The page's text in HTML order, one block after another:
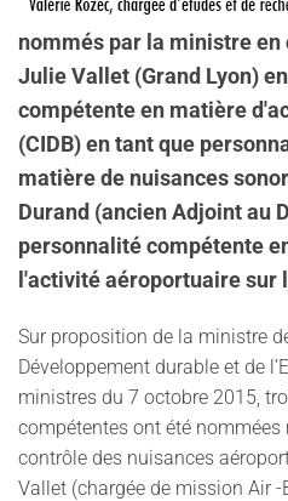
nommés par la ministre en
Julie Vallet (Grand Lyon)
compétente en matière
(CIDB) en tant que
matière de nuisances
Durand (ancien Adjoint au
personnalité compétente
l'activité aéroportuaire sur
Sur proposition de la ministre
Développement durable et de
ministres du 7 octobre 2015,
compétentes ont été nommées
contrôle des nuisances
Vallet (chargée de mission Air